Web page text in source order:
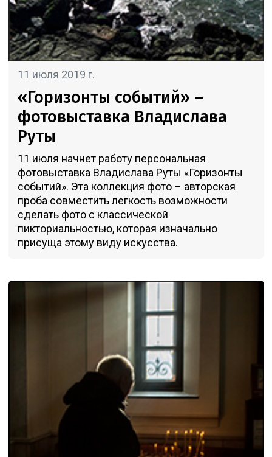
11 июля 2019 г.
«Горизонты событий» –
фотовыставка Владислава
Руты
11 июля начнет работу персональная
фотовыставка Владислава Руты «Горизонты
событий». Эта коллекция фото – авторская
проба совместить легкость возможности
сделать фото с классической
пикториальностью, которая изначально
присуща этому виду искусства.